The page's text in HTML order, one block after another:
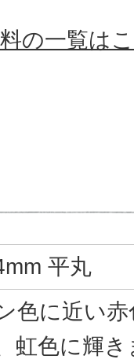
の一覧は
平丸
色に近い
虹色に輝き